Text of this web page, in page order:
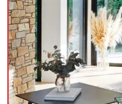
literie
décoration